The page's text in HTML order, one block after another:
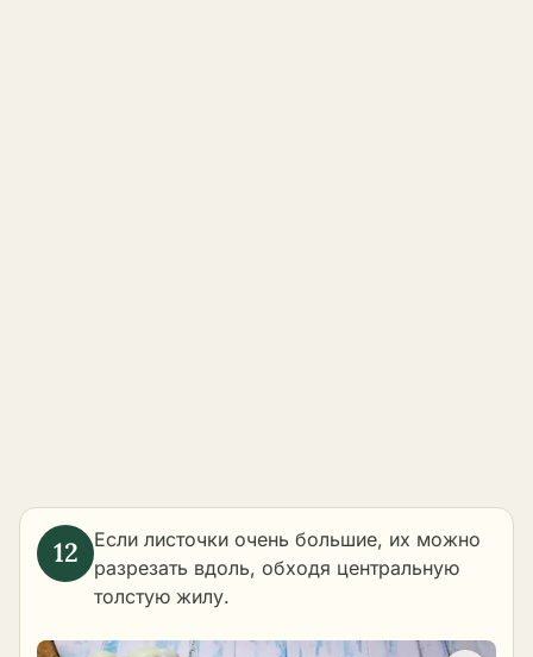
Если листочки очень большие, их можно
разрезать вдоль, обходя центральную
толстую жилу.